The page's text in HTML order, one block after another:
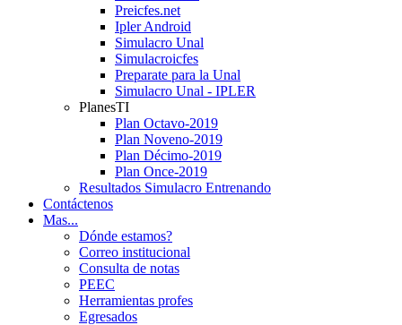
Preicfes.net
Ipler Android
Simulacro Unal
Simulacroicfes
Preparate para la Unal
Simulacro Unal - IPLER
PlanesTI
Plan Octavo-2019
Plan Noveno-2019
Plan Décimo-2019
Plan Once-2019
Resultados Simulacro Entrenando
Contáctenos
Mas...
Dónde estamos?
Correo institucional
Consulta de notas
PEEC
Herramientas profes
Egresados